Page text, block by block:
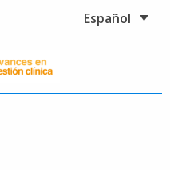
Español